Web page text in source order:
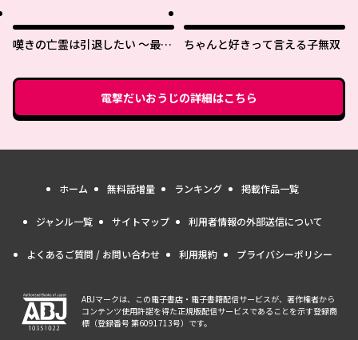
嘆きの亡霊は引退したい ～最弱
成術～
ちゃんと好きって言える子無双
電撃だいおうじの詳細はこちら
ホーム 無料話増量 ランキング 掲載作品一覧
ジャンル一覧 サイトマップ 利用者情報の外部送信について
よくあるご質問 / お問い合わせ 利用規約 プライバシーポリシー
ABJマークは、この電子書店・電子書籍配信サービスが、著作権者から
コンテンツ使用許諾を得た正規版配信サービスであることを示す登録商
標（登録番号 第6091713号）です。